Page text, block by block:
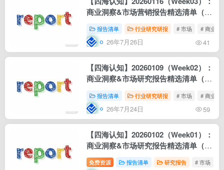
商业洞察&市场营销报告精选清单（在
线阅读&下载）每周更新
报告清单 行业研究研报 # 市场 # 商业
26年7月26日 41
【四海认知】20260109（Week02）：
商业洞察&市场研究报告精选清单（在
线阅读&下载）每周更新
报告清单 行业研究研报 # 市场 # 商业
26年7月24日 59
【四海认知】20260102（Week01）：
商业洞察&市场研究报告精选清单（在
线阅读&下载）每周更新
免费资源 报告清单 研究报告 # 市场